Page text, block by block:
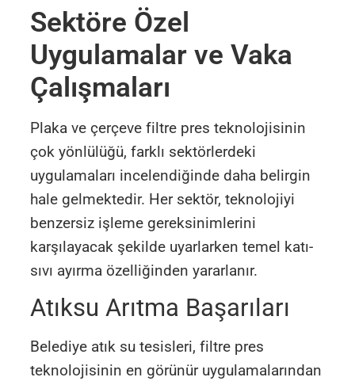
Sektöre Özel
Uygulamalar ve Vaka
Çalışmaları
Plaka ve çerçeve filtre pres teknolojisinin
çok yönlülüğü, farklı sektörlerdeki
uygulamaları incelendiğinde daha belirgin
hale gelmektedir. Her sektör, teknolojiyi
benzersiz işleme gereksinimlerini
karşılayacak şekilde uyarlarken temel katı-
sıvı ayırma özelliğinden yararlanır.
Atıksu Arıtma Başarıları
Belediye atık su tesisleri, filtre pres
teknolojisinin en görünür uygulamalarından